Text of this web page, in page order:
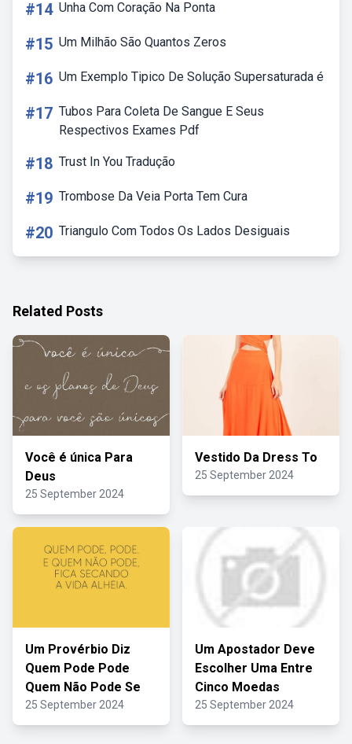
#14 Unha Com Coração Na Ponta
#15 Um Milhão São Quantos Zeros
#16 Um Exemplo Tipico De Solução Supersaturada é
#17 Tubos Para Coleta De Sangue E Seus
Respectivos Exames Pdf
#18 Trust In You Tradução
#19 Trombose Da Veia Porta Tem Cura
#20 Triangulo Com Todos Os Lados Desiguais
Related Posts
Você é única Para
Deus
25 September 2024
Vestido Da Dress To
25 September 2024
Um Provérbio Diz
Quem Pode Pode
Quem Não Pode Se
25 September 2024
Um Apostador Deve
Escolher Uma Entre
Cinco Moedas
25 September 2024